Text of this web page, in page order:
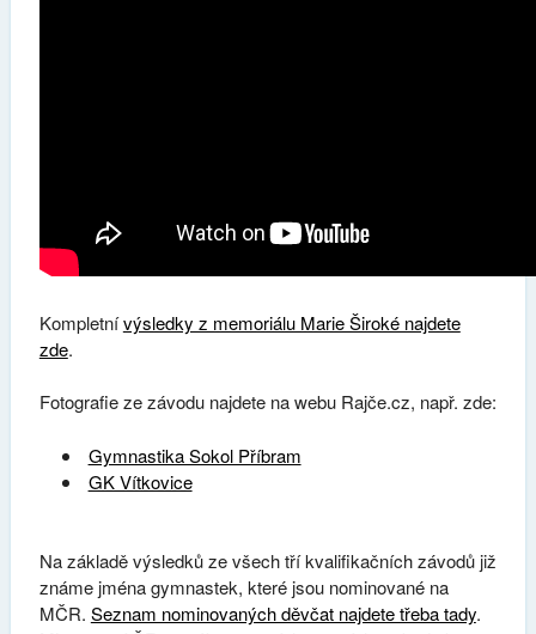
Kompletnívýsledky z memoriálu Marie Široké najdete
zde.
Fotografie ze závodu najdete na webu Rajče.cz, např. zde:
Gymnastika Sokol Příbram
GK Vítkovice
Na základě výsledků ze všech tří kvalifikačních závodů již
známe jména gymnastek, které jsou nominované na
MČR. Seznam nominovaných děvčat najdete třeba tady.